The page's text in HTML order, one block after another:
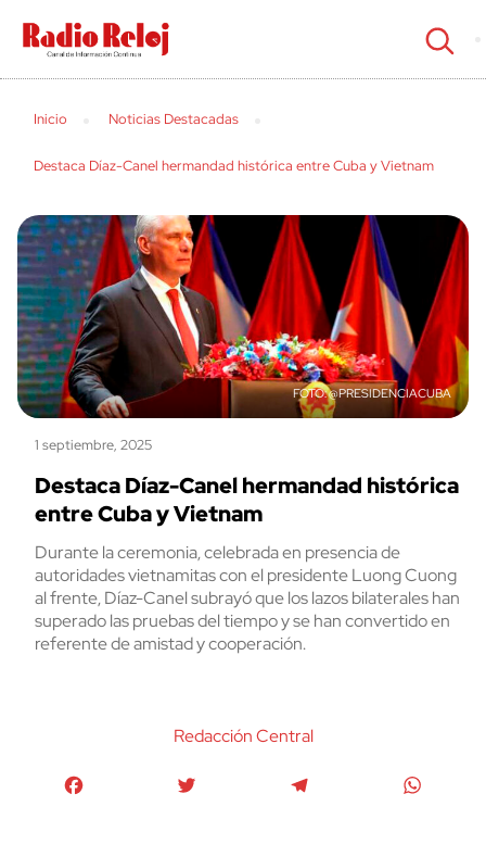
cerrar
Inicio Noticias Destacadas
Destaca Díaz-Canel hermandad histórica entre Cuba y Vietnam
@PRESIDENCIACUBA
1 septiembre, 2025
Destaca Díaz-Canel hermandad histórica
entre Cuba y Vietnam
Durante la ceremonia, celebrada en presencia de
autoridades vietnamitas con el presidente Luong Cuong
al frente, Díaz-Canel subrayó que los lazos bilaterales han
superado las pruebas del tiempo y se han convertido en
referente de amistad y cooperación.
Redacción Central